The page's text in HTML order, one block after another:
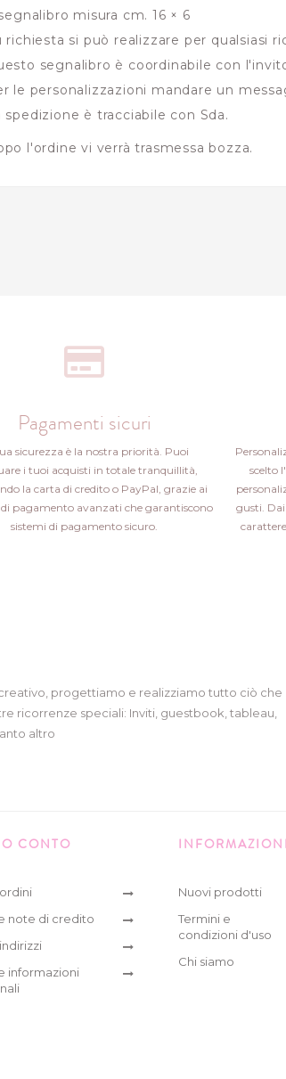
segnalibro misura cm. 16 × 6
richiesta si può realizzare per qualsiasi
segnalibro è coordinabile con
le personalizzazioni mandare un
spedizione è tracciabile con Sda.
l'ordine vi verrà trasmessa bozza.
Pagamenti sicuri
sicurezza è la nostra priorità. Puoi
i tuoi acquisti in totale tranquillità,
la carta di credito o PayPal, grazie ai
pagamento avanzati che garantiscono
sistemi di pagamento sicuro.
scelto
gusti.
progettiamo e realizziamo tutto ciò che
ricorrenze speciali: Inviti, guestbook, tableau,
altro
CONTO
note di credito
informazioni
INFORMAZIONI
Nuovi prodotti
Termini e
condizioni d'uso
Chi siamo